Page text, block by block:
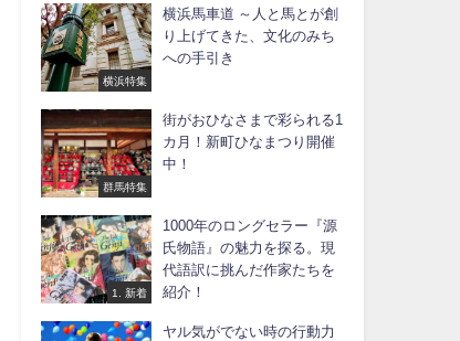
横浜特集
横浜馬車道 ～人と馬とが創
り上げてきた、文化のみち
への手引き
群馬特集
街がおひなさまで彩られる1
カ月！新町ひなまつり開催
中！
1. 新着
1000年のロングセラー『源
氏物語』の魅力を探る。現
代語訳に挑んだ作家たちを
紹介！
ヤル気がでない時の行動力